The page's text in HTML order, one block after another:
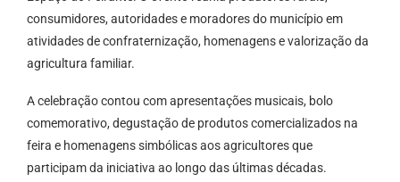
consumidores, autoridades e moradores do município em
atividades de confraternização, homenagens e valorização da
agricultura familiar.
A celebração contou com apresentações musicais, bolo
comemorativo, degustação de produtos comercializados na
feira e homenagens simbólicas aos agricultores que
participam da iniciativa ao longo das últimas décadas.